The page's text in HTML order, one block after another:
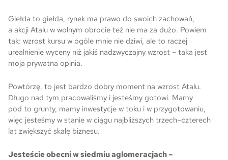
Giełda to giełda, rynek ma prawo do swoich zachowań,
a akcji Atalu w wolnym obrocie też nie ma za dużo. Powiem
tak: wzrost kursu w ogóle mnie nie dziwi, ale to raczej
urealnienie wyceny niż jakiś nadzwyczajny wzrost – taka jest
moja prywatna opinia.
Powtórzę, to jest bardzo dobry moment na wzrost Atalu.
Długo nad tym pracowaliśmy i jesteśmy gotowi. Mamy
pod to grunty, mamy inwestycje w toku i w przygotowaniu,
więc jesteśmy w stanie w ciągu najbliższych trzech–czterech
lat zwiększyć skalę biznesu.
Jesteście obecni w siedmiu aglomeracjach –